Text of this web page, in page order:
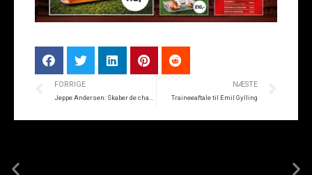
FORRIGE NÆSTE
Traineeaftale til Emil Gylling